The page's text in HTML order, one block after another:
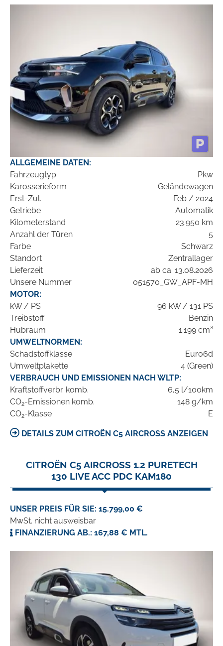
ALLGEMEINE DATEN:
Fahrzeugtyp
Pkw
Karosserieform
Geländewagen
Erst-Zul.
Feb / 2024
Getriebe
Automatik
Kilometerstand
23.950 km
Anzahl der Türen
5
Farbe
Schwarz
Standort
Zentrallager
Lieferzeit
ab ca. 13.08.2026
Unsere Nummer
051570_GW_APF-MH
MOTOR:
kW / PS
96 kW / 131 PS
Treibstoff
Benzin
Hubraum
1.199 cm³
UMWELTNORMEN:
Schadstoffklasse
Euro6d
Umweltplakette
4 (Green)
VERBRAUCH UND EMISSIONEN NACH WLTP:
Kraftstoffverbr. komb.
6,5 l/100km
CO2-Emissionen komb.
148 g/km
CO2-Klasse E
DETAILS ZUM CITROËN C5 AIRCROSS ANZEIGEN
CITROËN C5 AIRCROSS 1.2 PURETECH
130 LIVE ACC PDC KAM180
UNSER PREIS FÜR SIE: 15.799,00 €
MwSt. nicht ausweisbar
FINANZIERUNG AB.: 167,88 € MTL.